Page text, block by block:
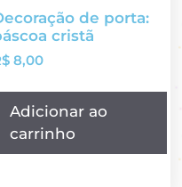
de porta:
cristã
8,00
Adicionar ao
carrinho